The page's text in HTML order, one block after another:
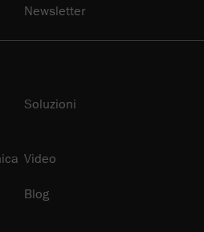
Newsletter
Soluzioni
Video
Blog